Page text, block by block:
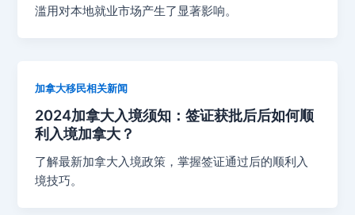
滥用对本地就业市场产生了显著影响。
加拿大移民相关新闻
2024加拿大入境须知：签证获批后后如何顺
利入境加拿大？
了解最新加拿大入境政策，掌握签证通过后的顺利入
境技巧。